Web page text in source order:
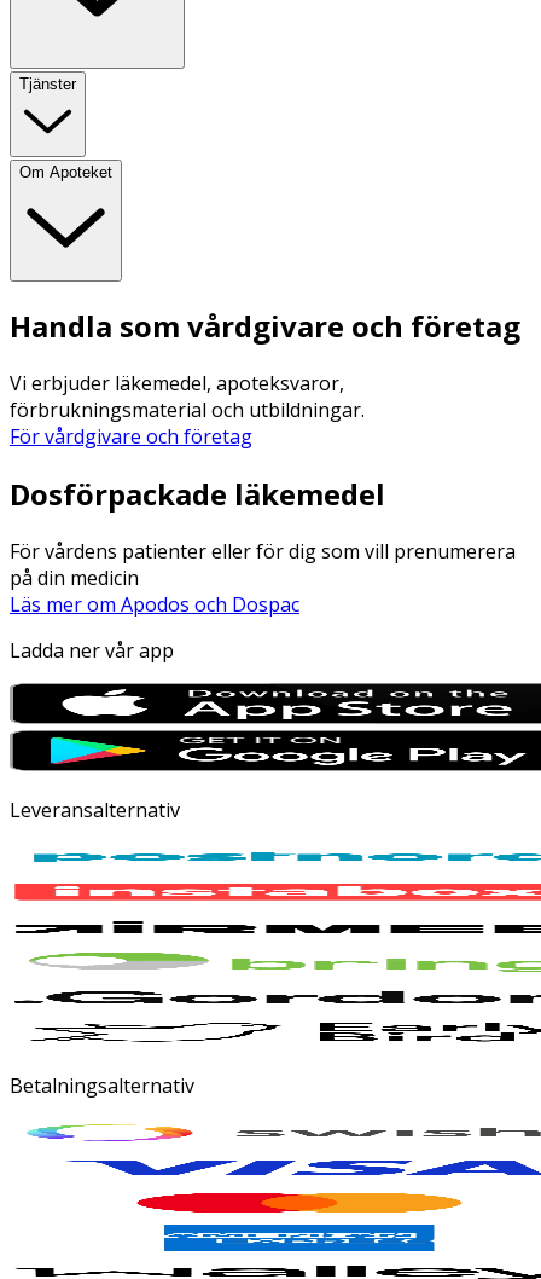
Tjänster
Om Apoteket
Handla som vårdgivare och företag
Vi erbjuder läkemedel, apoteksvaror,
förbrukningsmaterial och utbildningar.
För vårdgivare och företag
Dosförpackade läkemedel
För vårdens patienter eller för dig som vill prenumerera
på din medicin
Läs mer om Apodos och Dospac
Ladda ner vår app
Leveransalternativ
Betalningsalternativ